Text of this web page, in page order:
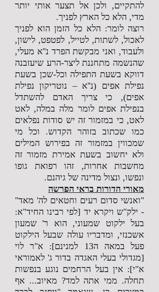
להתקיים, ולכן אל תצער אותי יותר
מדי, הלא כל הארץ לפניך.
רוצה לומר: הלא כל הזמן הוא לפניך
לאכול, לשתות, לטייל, לפטפט, לישון,
ולעבוד, ואני מבקשת הפרד נ''א מעלי,
שהנשמה מתחננת ליצר-הרע שיעזבנה
דווקא בשעת התפילה וכל-שכן בשעת
נפילת אפים (נ''א – נוטריקון נפילת
אפים), כי צריך האדם להשתדל
בנפילת אפים לומר מלה במלה, לאט
לאט, כי במזמור זה יש סודות נפלאים
כמו שכתוב בזוהר הקדוש. וכל מי
שמכווין במזמור זה בפירוש המילים
ולא יחשוב בשעת אמירת מזמור זה
מחשבות אחרות, זהו רפואת גופו
ונפשו, ונצול מדינה של גיהנם.
מאורי הדורות בראי הפרשה
"ואנשי סדום רעים וחטאים לה' מאד"
- ילק"ש ויקרא יד [לפי רבינו החיד"א:
בעל ילקוט שמעוני, הוא ר' שמעון
אשכנזי, ומדבריו עולה שבעל הילקוט
פעל במאה ה13 למנינם]: א"ר לוי
[מגדולי בעלי האגדה בדור ג' לאמוראי
א"י]: אין בעל הרחמים נוגע בנפשות
תחלה. ממי אתה למד? מאיוב... אף